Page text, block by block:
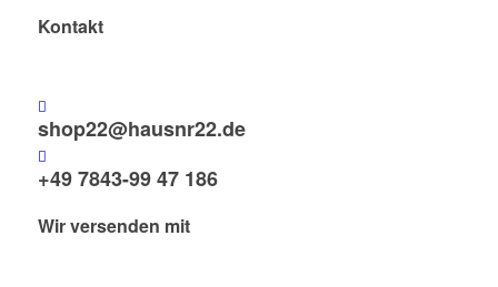
Kontakt
shop22@hausnr22.de
+49 7843-99 47 186
Wir versenden mit